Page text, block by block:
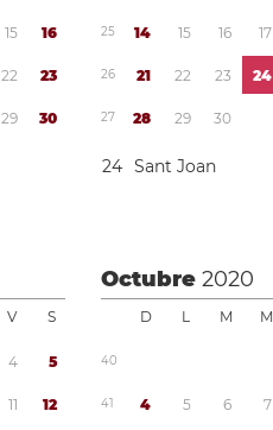
15 16
22 23
29 30
25 14 15 16 17
26 21 22 23 24
27 28 29 30
24 Sant Joan
V S
4 5
11 12
Octubre2020
D L M M
40
41 4 5 6 7